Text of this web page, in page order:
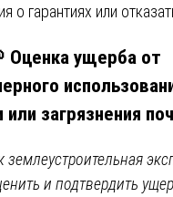
о гарантиях или
Оценка ущерба от
загрязнения
землеустроительная
и подтвердить